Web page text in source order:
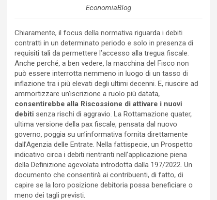
EconomiaBlog
Chiaramente, il focus della normativa riguarda i debiti
contratti in un determinato periodo e solo in presenza di
requisiti tali da permettere l’accesso alla tregua fiscale.
Anche perché, a ben vedere, la macchina del Fisco non
può essere interrotta nemmeno in luogo di un tasso di
inflazione tra i più elevati degli ultimi decenni. E, riuscire ad
ammortizzare un’iscrizione a ruolo più datata,
consentirebbe alla Riscossione di attivare i nuovi
debiti senza rischi di aggravio. La Rottamazione quater,
ultima versione della pax fiscale, pensata dal nuovo
governo, poggia su un’informativa fornita direttamente
dall’Agenzia delle Entrate. Nella fattispecie, un Prospetto
indicativo circa i debiti rientranti nell’applicazione piena
della Definizione agevolata introdotta dalla 197/2022. Un
documento che consentirà ai contribuenti, di fatto, di
capire se la loro posizione debitoria possa beneficiare o
meno dei tagli previsti.